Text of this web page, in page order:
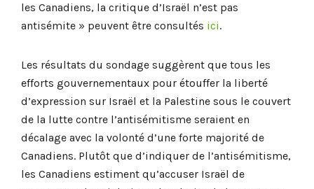
les Canadiens, la critique d’Israël n’est pas
antisémite » peuvent être consultés ici.
Les résultats du sondage suggèrent que tous les
efforts gouvernementaux pour étouffer la liberté
d’expression sur Israël et la Palestine sous le couvert
de la lutte contre l’antisémitisme seraient en
décalage avec la volonté d’une forte majorité de
Canadiens. Plutôt que d’indiquer de l’antisémitisme,
les Canadiens estiment qu’accuser Israël de